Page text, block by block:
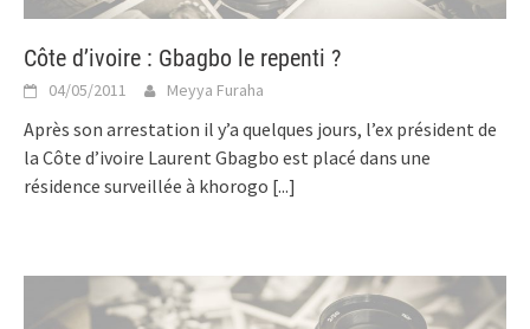
Côte d’ivoire : Gbagbo le repenti ?
04/05/2011 Meyya Furaha
Après son arrestation il y’a quelques jours, l’ex président de
la Côte d’ivoire Laurent Gbagbo est placé dans une
résidence surveillée à khorogo [...]